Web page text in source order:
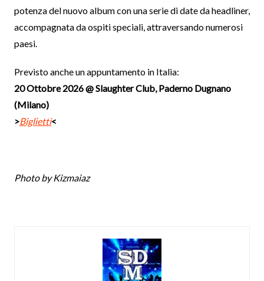
potenza del nuovo album con una serie di date da headliner,
accompagnata da ospiti speciali, attraversando numerosi
paesi.
Previsto anche un appuntamento in Italia:
20 Ottobre 2026 @ Slaughter Club, Paderno Dugnano
(Milano)
>Biglietti<
Photo by Kizmaiaz